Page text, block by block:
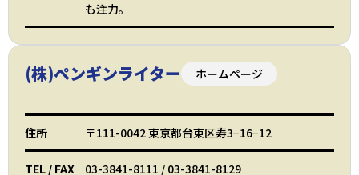
も注力。
(株)ペンギンライター ホームページ
住所 〒111-0042 東京都台東区寿3−16−12
TEL / FAX 03-3841-8111 / 03-3841-8129